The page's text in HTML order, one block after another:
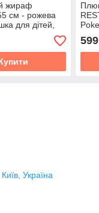
жираф
см - рожева
для дітей,
599
Україна